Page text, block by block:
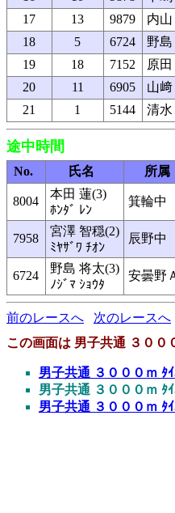
17
13 9879 内
18
5 6724 野
19
18 7152 原
20
11 6905 山
21
1 5144 清水
途中時間
No. 氏名 所属
8004
本田 蓮(3)
ﾎﾝﾀﾞ ﾚﾝ
箕輪中
7958
宮澤 智穏(2)
ﾐﾔｻﾞﾜ ﾁｵﾝ
辰野中
6724
野島 将太(3)
ﾉｼﾞﾏ ｼｮｳﾀ
安曇野
前のレースへ 次のレースへ
この画面は 男子共通 ３００
男子共通 ３０００ｍ ﾀｲ
男子共通 ３０００ｍ ﾀｲ
男子共通 ３０００ｍ ﾀ